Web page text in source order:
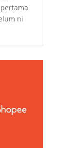
ni